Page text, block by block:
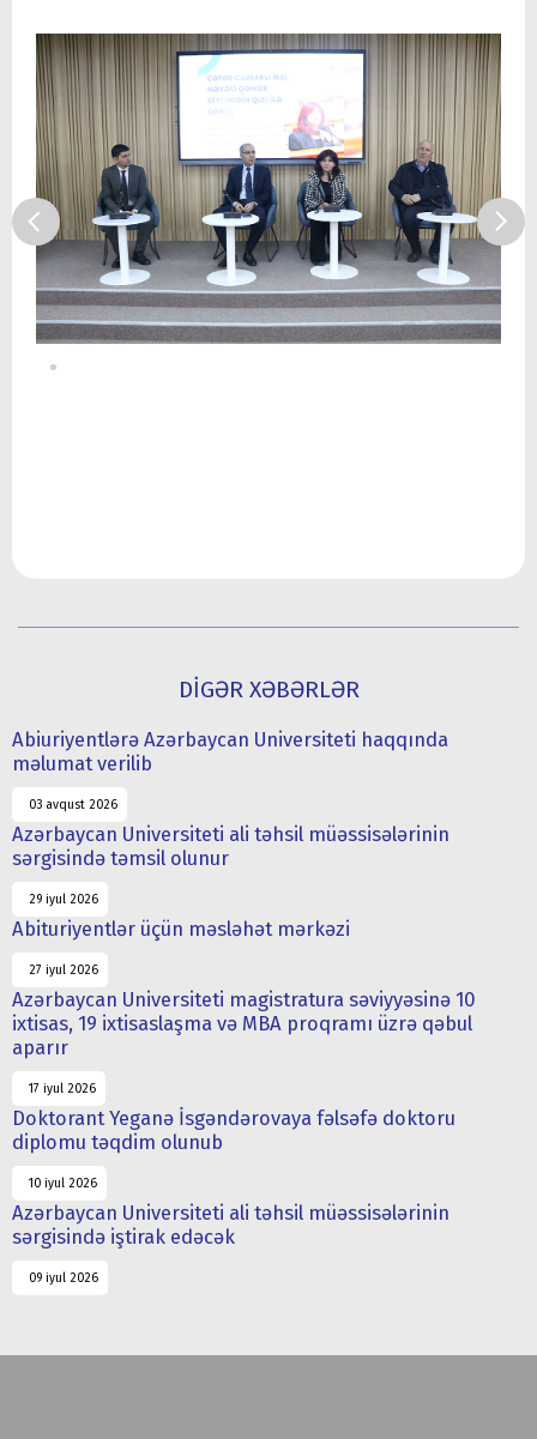
DİGƏR XƏBƏRLƏR
Abiuriyentlərə Azərbaycan Universiteti haqqında
məlumat verilib
03 avqust 2026
Azərbaycan Universiteti ali təhsil müəssisələrinin
sərgisində təmsil olunur
29 iyul 2026
Abituriyentlər üçün məsləhət mərkəzi
27 iyul 2026
Azərbaycan Universiteti magistratura səviyyəsinə 10
ixtisas, 19 ixtisaslaşma və MBA proqramı üzrə qəbul
aparır
17 iyul 2026
Doktorant Yeganə İsgəndərovaya fəlsəfə doktoru
diplomu təqdim olunub
10 iyul 2026
Azərbaycan Universiteti ali təhsil müəssisələrinin
sərgisində iştirak edəcək
09 iyul 2026